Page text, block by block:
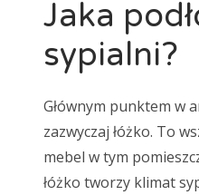
Jaka
sypialni?
Głównym punktem w
zazwyczaj łóżko. To
mebel w tym
łóżko tworzy klimat